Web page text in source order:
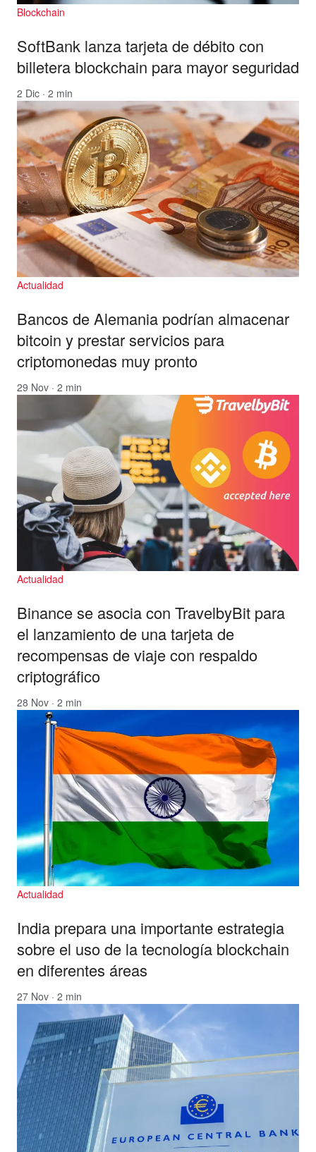
Blockchain
SoftBank lanza tarjeta de débito con
billetera blockchain para mayor seguridad
2 Dic · 2 min
Actualidad
Bancos de Alemania podrían almacenar
bitcoin y prestar servicios para
criptomonedas muy pronto
29 Nov · 2 min
Actualidad
Binance se asocia con TravelbyBit para
el lanzamiento de una tarjeta de
recompensas de viaje con respaldo
criptográfico
28 Nov · 2 min
Actualidad
India prepara una importante estrategia
sobre el uso de la tecnología blockchain
en diferentes áreas
27 Nov · 2 min